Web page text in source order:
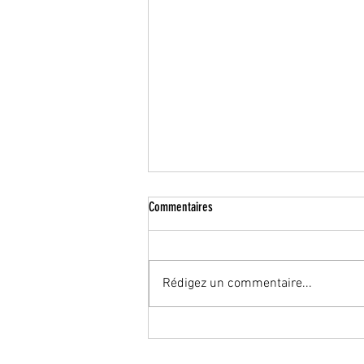
Résultats permis
Commentaires
Rédigez un commentaire...